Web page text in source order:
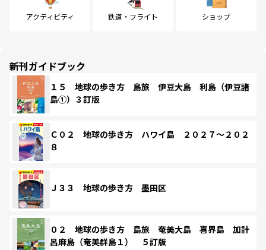
アクティビティ 鉄道・フライト ショップ
新刊ガイドブック
１５ 地球の歩き方 島旅 伊豆大島 利島（伊豆諸
島①）３訂版
Ｃ０２ 地球の歩き方 ハワイ島 ２０２７～２０２
８
Ｊ３３ 地球の歩き方 墨田区
０２ 地球の歩き方 島旅 奄美大島 喜界島 加計
呂麻島（奄美群島１） ５訂版